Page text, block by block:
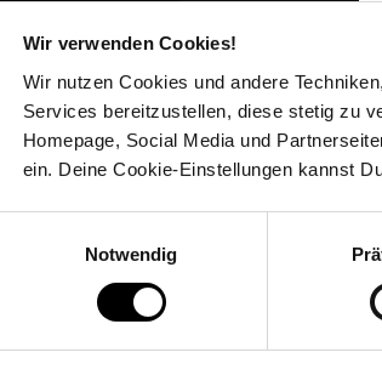
Wir verwenden Cookies!
Wir nutzen Cookies und andere
Services bereitzustellen, diese stetig zu
Homepage, Social Media und
ein. Deine Cookie-Einstellungen kannst
Notwendig
Machen Sie verlustfreie 4K UHD
Artikelnummer: 3094408000
EAN: 0619659188924
Artikel gehört zur Kategorie:Festplatten &